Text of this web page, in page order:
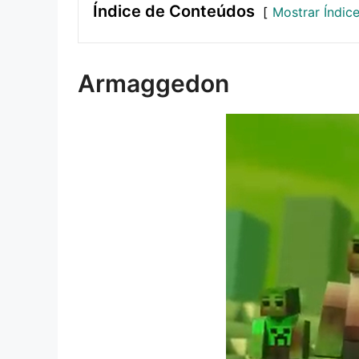
Índice de Conteúdos Mostrar Índice
Armaggedon